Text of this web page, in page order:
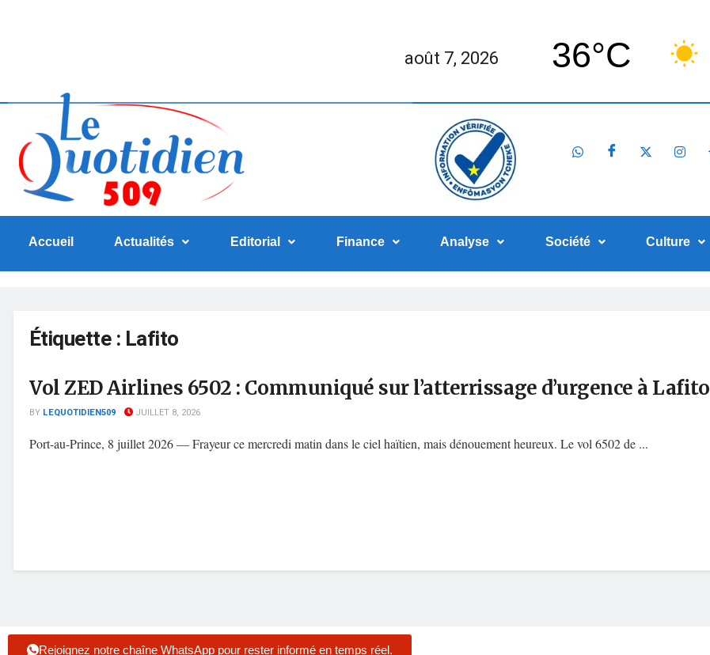
août 7, 2026 36°C
Accueil Actualités Editorial Finance Analyse Société Culture
Étiquette : Lafito
Vol ZED Airlines 6502 : Communiqué sur l’atterrissage d’urgence à Lafito
BY LEQUOTIDIEN509 JUILLET 8, 2026
Port-au-Prince, 8 juillet 2026 — Frayeur ce mercredi matin dans le ciel haïtien, mais dénouement heureux. Le vol 6502 de ...
Rejoignez notre chaîne WhatsApp pour rester informé en temps réel.